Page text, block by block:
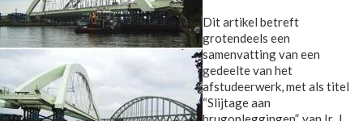
Dit artikel betreft
grotendeels een
samenvatting van een
gedeelte van het
afstudeerwerk, met als titel
“Slijtage aan